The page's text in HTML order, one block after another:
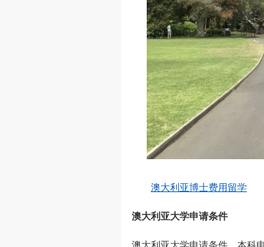
澳大利亚博士费用留学
澳大利亚大学申请条件